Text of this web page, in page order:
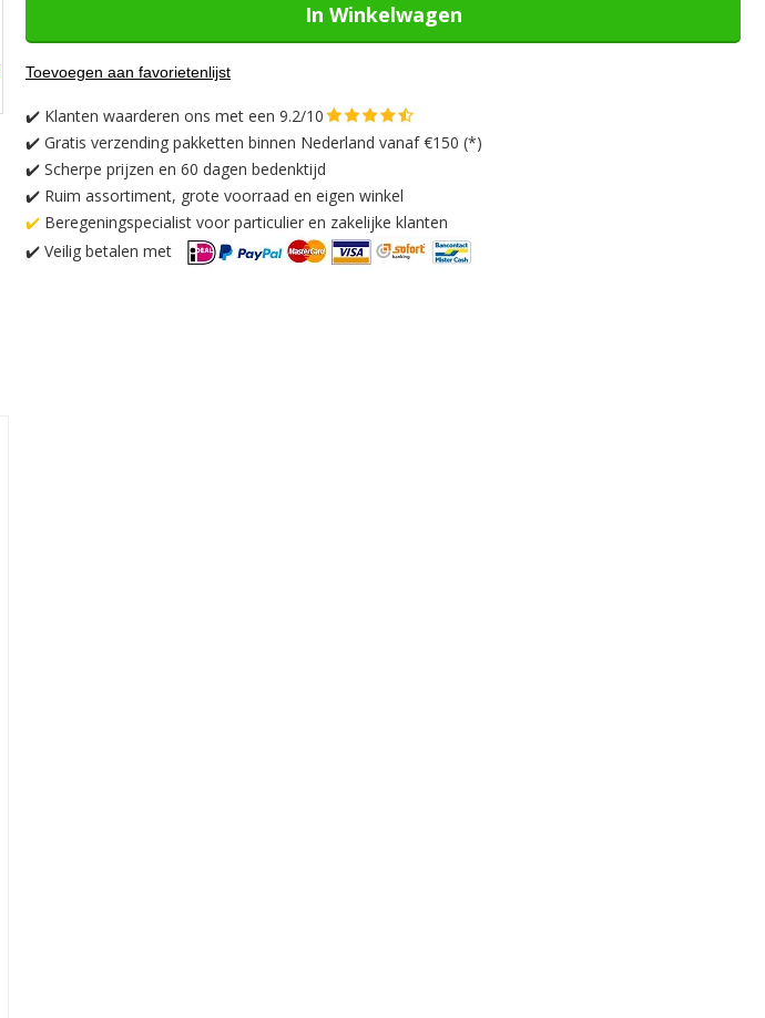
In Winkelwagen
Toevoegen aan favorietenlijst
✔️ Klanten waarderen ons met een 9.2/10
✔️ Gratis verzending pakketten binnen Nederland vanaf €150 (*)
✔️ Scherpe prijzen en 60 dagen bedenktijd
✔️ Ruim assortiment, grote voorraad en eigen winkel
✔️ Beregeningspecialist voor particulier en zakelijke klanten
✔️ Veilig betalen met